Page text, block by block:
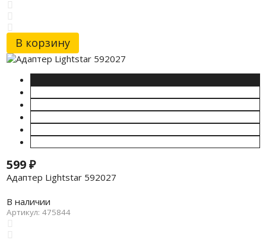
В корзину
599₽
Адаптер Lightstar 592027
В наличии
Артикул: 475844